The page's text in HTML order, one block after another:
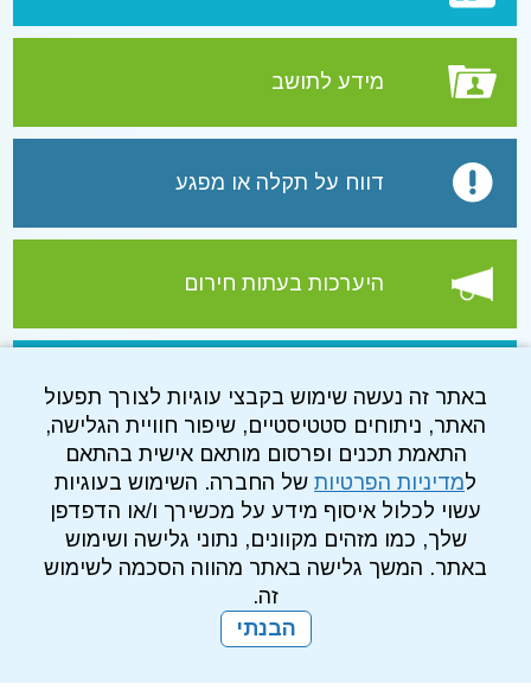
באתר זה נעשה שימוש בקבצי עוגיות לצורך תפעול
האתר, ניתוחים סטטיסטיים, שיפור חוויית הגלישה,
התאמת תכנים ופרסום מותאם אישית בהתאם
למדיניות הפרטיות של החברה. השימוש בעוגיות
עשוי לכלול איסוף מידע על מכשירך ו/או הדפדפן
שלך, כמו מזהים מקוונים, נתוני גלישה ושימוש
באתר. המשך גלישה באתר מהווה הסכמה לשימוש
זה.
הבנתי
מידע לתושב
דווח על תקלה או מפגע
היערכות בעתות חירום
עמוד הפייסבוק של התאגיד